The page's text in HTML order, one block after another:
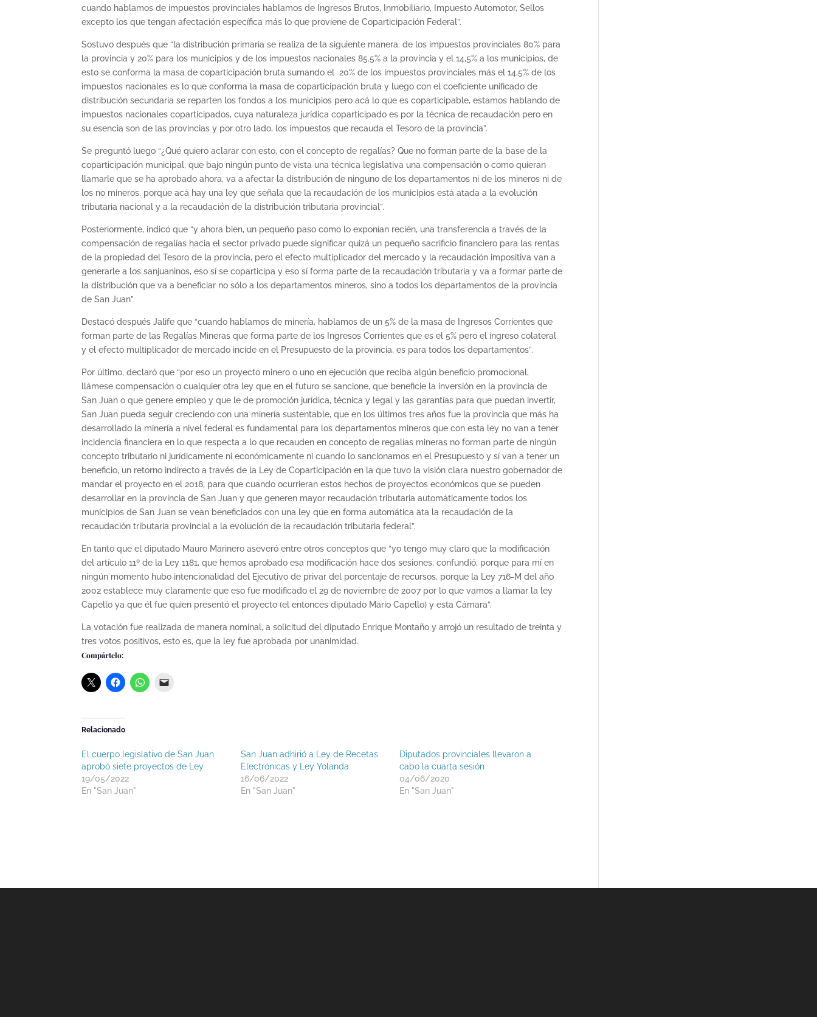
cuando hablamos de impuestos provinciales hablamos de Ingresos Brutos, Inmobiliario, Impuesto Automotor, Sellos
excepto los que tengan afectación específica más lo que proviene de Coparticipación Federal”.
Sostuvo después que “la distribución primaria se realiza de la siguiente manera: de los impuestos provinciales 80% para
la provincia y 20% para los municipios y de los impuestos nacionales 85.5% a la provincia y el 14,5% a los municipios, de
esto se conforma la masa de coparticipación bruta sumando el 20% de los impuestos provinciales más el 14,5% de los
impuestos nacionales es lo que conforma la masa de coparticipación bruta y luego con el coeficiente unificado de
distribución secundaria se reparten los fondos a los municipios pero acá lo que es coparticipable, estamos hablando de
impuestos nacionales coparticipados, cuya naturaleza jurídica coparticipado es por la técnica de recaudación pero en
su esencia son de las provincias y por otro lado, los impuestos que recauda el Tesoro de la provincia”.
Se preguntó luego “¿Qué quiero aclarar con esto, con el concepto de regalías? Que no forman parte de la base de la
coparticipación municipal, que bajo ningún punto de vista una técnica legislativa una compensación o como quieran
llamarle que se ha aprobado ahora, va a afectar la distribución de ninguno de los departamentos ni de los mineros ni de
los no mineros, porque acá hay una ley que señala que la recaudación de los municipios está atada a la evolución
tributaria nacional y a la recaudación de la distribución tributaria provincial”.
Posteriormente, indicó que “y ahora bien, un pequeño paso como lo exponían recién, una transferencia a través de la
compensación de regalías hacia el sector privado puede significar quizá un pequeño sacrificio financiero para las rentas
de la propiedad del Tesoro de la provincia, pero el efecto multiplicador del mercado y la recaudación impositiva van a
generarle a los sanjuaninos, eso sí se coparticipa y eso sí forma parte de la recaudación tributaria y va a formar parte de
la distribución que va a beneficiar no sólo a los departamentos mineros, sino a todos los departamentos de la provincia
de San Juan”.
Destacó después Jalife que “cuando hablamos de minería, hablamos de un 5% de la masa de Ingresos Corrientes que
forman parte de las Regalías Mineras que forma parte de los Ingresos Corrientes que es el 5% pero el ingreso colateral
y el efecto multiplicador de mercado incide en el Presupuesto de la provincia, es para todos los departamentos”.
Por último, declaró que “por eso un proyecto minero o uno en ejecución que reciba algún beneficio promocional,
llámese compensación o cualquier otra ley que en el futuro se sancione, que beneficie la inversión en la provincia de
San Juan o que genere empleo y que le de promoción jurídica, técnica y legal y las garantías para que puedan invertir,
San Juan pueda seguir creciendo con una minería sustentable, que en los últimos tres años fue la provincia que más ha
desarrollado la minería a nivel federal es fundamental para los departamentos mineros que con esta ley no van a tener
incidencia financiera en lo que respecta a lo que recauden en concepto de regalías mineras no forman parte de ningún
concepto tributario ni jurídicamente ni económicamente ni cuando lo sancionamos en el Presupuesto y sí van a tener un
beneficio, un retorno indirecto a través de la Ley de Coparticipación en la que tuvo la visión clara nuestro gobernador de
mandar el proyecto en el 2018, para que cuando ocurrieran estos hechos de proyectos económicos que se pueden
desarrollar en la provincia de San Juan y que generen mayor recaudación tributaria automáticamente todos los
municipios de San Juan se vean beneficiados con una ley que en forma automática ata la recaudación de la
recaudación tributaria provincial a la evolución de la recaudación tributaria federal”.
En tanto que el diputado Mauro Marinero aseveró entre otros conceptos que “yo tengo muy claro que la modificación
del artículo 11º de la Ley 1181, que hemos aprobado esa modificación hace dos sesiones, confundió, porque para mí en
ningún momento hubo intencionalidad del Ejecutivo de privar del porcentaje de recursos, porque la Ley 716-M del año
2002 establece muy claramente que eso fue modificado el 29 de noviembre de 2007 por lo que vamos a llamar la ley
Capello ya que él fue quien presentó el proyecto (el entonces diputado Mario Capello) y esta Cámara”.
La votación fue realizada de manera nominal, a solicitud del diputado Enrique Montaño y arrojó un resultado de treinta y
tres votos positivos, esto es, que la ley fue aprobada por unanimidad.
Compártelo:
Relacionado
El cuerpo legislativo de San Juan
aprobó siete proyectos de Ley
19/05/2022
En "San Juan"
San Juan adhirió a Ley de Recetas
Electrónicas y Ley Yolanda
16/06/2022
En "San Juan"
Diputados provinciales llevaron a
cabo la cuarta sesión
04/06/2020
En "San Juan"